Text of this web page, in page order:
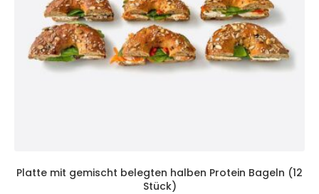
Platte mit gemischt belegten halben Protein Bageln (12
Stück)